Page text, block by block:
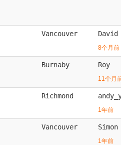
Vancouver David
8个月前
Burnaby Roy
11个月
Richmond
1年前
Vancouver Simon
1年前